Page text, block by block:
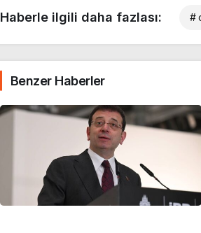
Haberle ilgili daha fazlası: #
Benzer Haberler